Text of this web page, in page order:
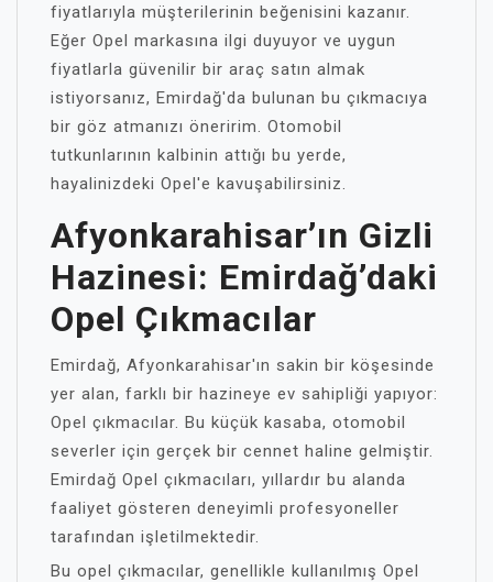
fiyatlarıyla müşterilerinin beğenisini kazanır.
Eğer Opel markasına ilgi duyuyor ve uygun
fiyatlarla güvenilir bir araç satın almak
istiyorsanız, Emirdağ'da bulunan bu çıkmacıya
bir göz atmanızı öneririm. Otomobil
tutkunlarının kalbinin attığı bu yerde,
hayalinizdeki Opel'e kavuşabilirsiniz.
Afyonkarahisar’ın Gizli
Hazinesi: Emirdağ’daki
Opel Çıkmacılar
Emirdağ, Afyonkarahisar'ın sakin bir köşesinde
yer alan, farklı bir hazineye ev sahipliği yapıyor:
Opel çıkmacılar. Bu küçük kasaba, otomobil
severler için gerçek bir cennet haline gelmiştir.
Emirdağ Opel çıkmacıları, yıllardır bu alanda
faaliyet gösteren deneyimli profesyoneller
tarafından işletilmektedir.
Bu opel çıkmacılar, genellikle kullanılmış Opel